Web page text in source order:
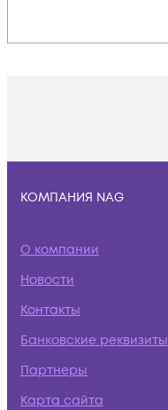
КОМПАНИЯ NAG
О компании
Новости
Контакты
Банковские реквизиты
Партнеры
Карта сайта